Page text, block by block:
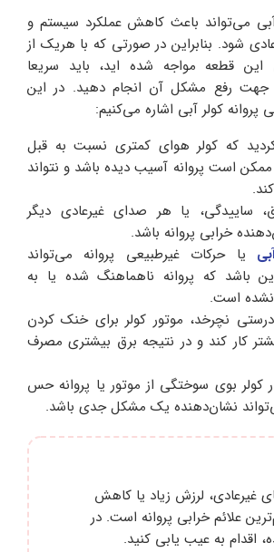
آبی می‌تواند باعث کاهش عملکرد سیستم و
شود. بنابراین در صورتی که با هریک از
این قطعه مواجه شده اید، باید سریعا
جهت رفع مشکل آن انجام دهید. در این
کولر آبی اشاره می‌کنیم:
که کولر هوای کمتری نسبت به قبل
است پروانه آسیب دیده باشد و نتواند
ساییدگی، یا هر صدای غیرعادی دیگر
خرابی پروانه باشد.
یا حرکات غیرطبیعی پروانه می‌تواند
باشد که پروانه ناهماهنگ شده یا به
است.
درستی نچرخد، موتور کولر برای خنک کردن
کار کند و در نتیجه برق بیشتری مصرف
کولر بوی سوختگی از موتور یا پروانه حس
نشان‌دهنده یک مشکل جدی باشد.
غیرعادی، لرزش زیاد یا کاهش
علائم خرابی پروانه است. در
اقدام به عیب‌ یابی کنید.